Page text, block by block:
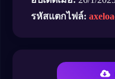
รหัสแตกไฟล์: